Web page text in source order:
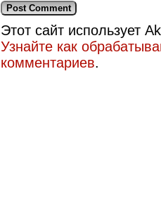
Этот сайт использует
Узнайте как
комментариев.